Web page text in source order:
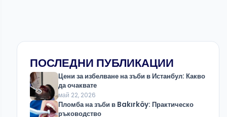
ПОСЛЕДНИ ПУБЛИКАЦИИ
Цени за избелване на зъби в Истанбул: Какво
да очаквате
май 22, 2026
Пломба на зъби в Bakırköy: Практическо
ръководство